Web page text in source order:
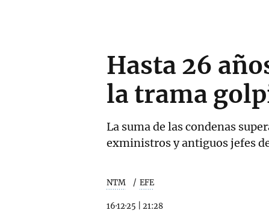
Hasta 26
la trama
La suma de las condenas
exministros y antiguos jefes
NTM EFE
16·12·25 21:28